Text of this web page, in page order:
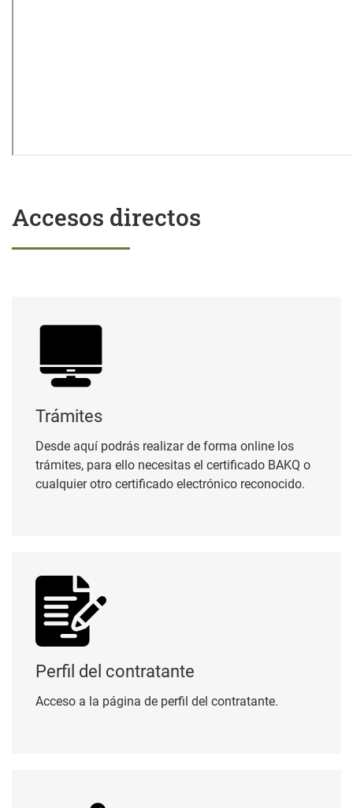
Accesos directos
Trámites
Desde aquí podrás realizar de forma online los
trámites, para ello necesitas el certificado BAKQ o
cualquier otro certificado electrónico reconocido.
Perfil del contratante
Acceso a la página de perfil del contratante.